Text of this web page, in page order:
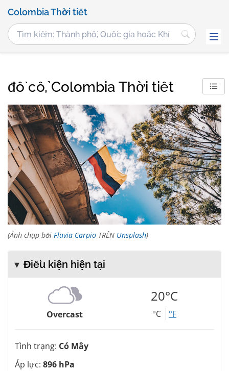
Colombia Thời tiết
đồ cổ, Colombia Thời tiết
(Ảnh chụp bởi Flavia Carpio TRÊN Unsplash)
Điều kiện hiện tại
Overcast
20°C
°C °F
Tình trạng: Có Mây
Áp lực: 896 hPa